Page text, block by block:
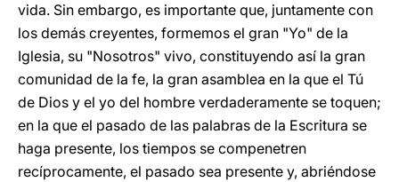
vida. Sin embargo, es importante que, juntamente con
los demás creyentes, formemos el gran "Yo" de la
Iglesia, su "Nosotros" vivo, constituyendo así la gran
comunidad de la fe, la gran asamblea en la que el Tú
de Dios y el yo del hombre verdaderamente se toquen;
en la que el pasado de las palabras de la Escritura se
haga presente, los tiempos se compenetren
recíprocamente, el pasado sea presente y, abriéndose